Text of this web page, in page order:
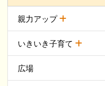
親力アップ
いきいき子育て
広場